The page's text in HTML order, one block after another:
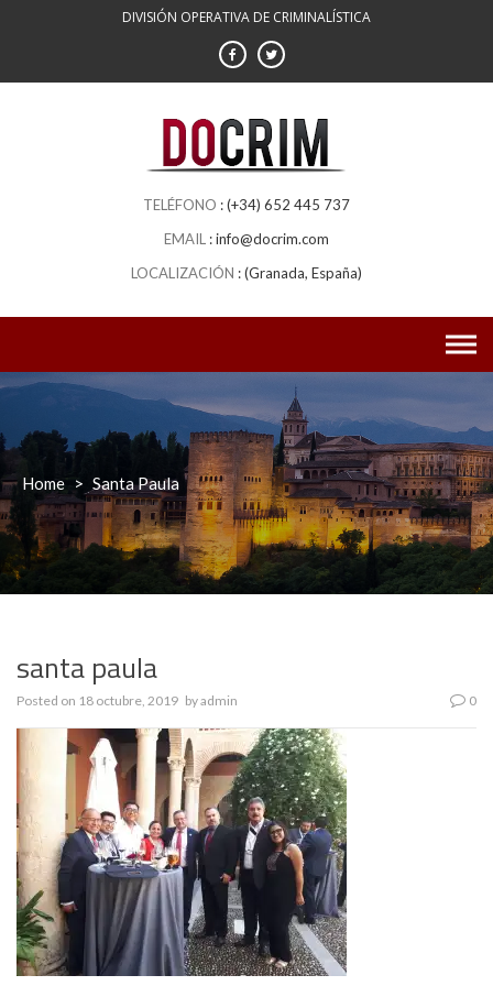
DIVISIÓN OPERATIVA DE CRIMINALÍSTICA
(+34) 652 445 737
info@docrim.com
(Granada, España)
Home > Santa Paula
santa paula
Posted on 18 octubre, 2019 byadmin 0